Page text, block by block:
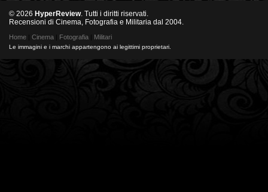
© 2026 HyperReview. Tutti i diritti riservati.
Recensioni di Cinema, Fotografia e Militaria dal 2004.
Home Cinema Fotografia Militari
Le immagini e i marchi appartengono ai legittimi proprietari.